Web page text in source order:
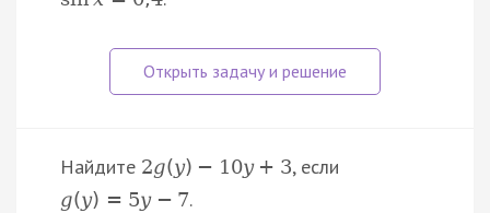
Найдите 2g(y) − 10y + 3, если
g(y) = 5y − 7.